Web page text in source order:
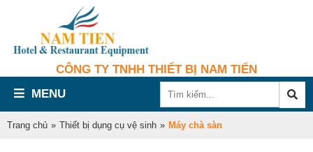
CÔNG TY TNHH THIẾT BỊ NAM TIẾN
MENU
Trang chủ » Thiết bị dụng cụ vệ sinh » Máy chà sàn